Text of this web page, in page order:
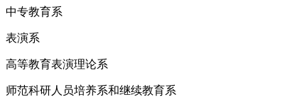
中专教育系
表演系
高等教育表演理论系
师范科研人员培养系和继续教育系